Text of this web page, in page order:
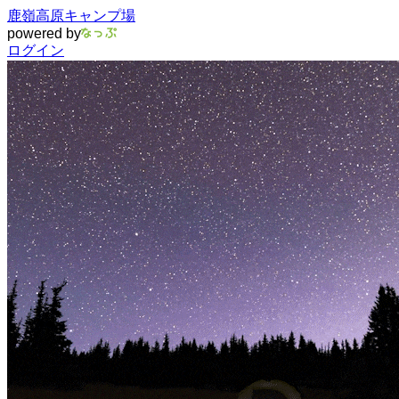
鹿嶺高原キャンプ場
powered by
ログイン